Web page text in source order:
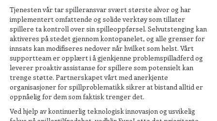
Tjenesten vår tar spilleransvar svært største alvor og har
implementert omfattende og solide verktøy som tillater
spillere ta kontroll over sin spilleoppførsel. Selvutstenging kan
aktiveres på stedet gjennom kontopanelet, og alle grenser for
innsats kan modifiseres nedover når hvilket som helst. Vårt
supportteam er opplært i å gjenkjenne problemspilladferd og
leverer proaktiv assistanse for spillere som potensielt kan
trenge støtte. Partnerskapet vårt med anerkjente
organisasjoner for spillproblematikk sikrer at bistand alltid er
oppnåelig for dem som faktisk trenger det.
Ved hjelp av kontinuerlig teknologisk innovasjon og usvikelig